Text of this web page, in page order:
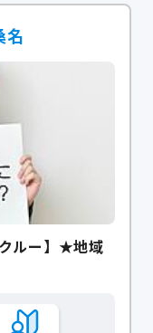
名
ルー】★地域